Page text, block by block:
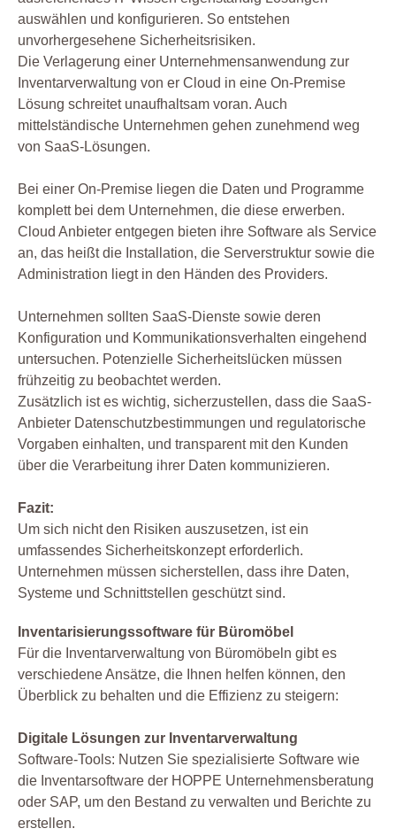
auswählen und konfigurieren. So entstehen
unvorhergesehene Sicherheitsrisiken.
Die Verlagerung einer Unternehmensanwendung zur
Inventarverwaltung von er Cloud in eine On-Premise
Lösung schreitet unaufhaltsam voran. Auch
mittelständische Unternehmen gehen zunehmend weg
von SaaS-Lösungen.
Bei einer On-Premise liegen die Daten und Programme
komplett bei dem Unternehmen, die diese erwerben.
Cloud Anbieter entgegen bieten ihre Software als Service
an, das heißt die Installation, die Serverstruktur sowie die
Administration liegt in den Händen des Providers.
Unternehmen sollten SaaS-Dienste sowie deren
Konfiguration und Kommunikationsverhalten eingehend
untersuchen. Potenzielle Sicherheitslücken müssen
frühzeitig zu beobachtet werden.
Zusätzlich ist es wichtig, sicherzustellen, dass die SaaS-
Anbieter Datenschutzbestimmungen und regulatorische
Vorgaben einhalten, und transparent mit den Kunden
über die Verarbeitung ihrer Daten kommunizieren.
Fazit:
Um sich nicht den Risiken auszusetzen, ist ein
umfassendes Sicherheitskonzept erforderlich.
Unternehmen müssen sicherstellen, dass ihre Daten,
Systeme und Schnittstellen geschützt sind.
Inventarisierungssoftware für Büromöbel
Für die Inventarverwaltung von Büromöbeln gibt es
verschiedene Ansätze, die Ihnen helfen können, den
Überblick zu behalten und die Effizienz zu steigern:
Digitale Lösungen zur Inventarverwaltung
Software-Tools: Nutzen Sie spezialisierte Software wie
die Inventarsoftware der HOPPE Unternehmensberatung
oder SAP, um den Bestand zu verwalten und Berichte zu
erstellen.